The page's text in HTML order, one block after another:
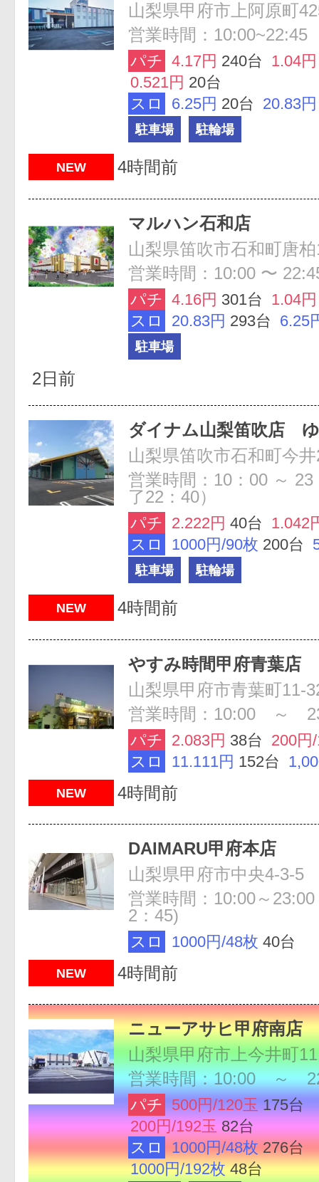
山梨県甲府市上阿原町
営業時間：10:00~22:45
パチ 4.17円 240台 1.04円
0.521円 20台
スロ
6.25円 20台 20.83円
駐車場 駐輪場
NEW 4時間前
マルハン石和店
山梨県笛吹市石和町唐
営業時間：10:00 〜
パチ 4.16円 301台 1.04円
スロ
20.83円 293台 6.25
駐車場
2日前
ダイナム山梨笛吹店
山梨県笛吹市石和町今
営業時間：10：00 ～
了22：40）
パチ 2.222円 40台 1.042
スロ
1000円/90枚 200台
駐車場 駐輪場
NEW 4時間前
やすみ時間甲府青葉店
山梨県甲府市青葉町11-
営業時間：10:00 ～
パチ 2.083円 38台 200円
スロ
11.111円 152台
NEW 4時間前
DAIMARU甲府本店
山梨県甲府市中央4-3-5
営業時間：10:00～
2：45)
スロ 1000円/48枚 40台
NEW 4時間前
ニューアサヒ甲府南店
山梨県甲府市上今井町
営業時間：10:00 ～
パチ 500円/120玉 175台
200円/192玉 82台
スロ
1000円/48枚 276台
1000円/192枚 48台